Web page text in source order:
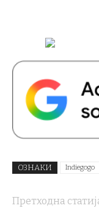
ОЗНАКИ Indiegogo
Претходна